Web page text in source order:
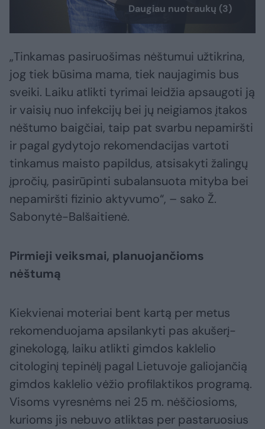
Daugiau nuotraukų (3)
„Tinkamas pasiruošimas nėštumui užtikrina,
jog tiek būsima mama, tiek naujagimis bus
sveiki. Laiku atlikti tyrimai leidžia apsaugoti ją
ir vaisių nuo infekcijų bei jų neigiamos įtakos
nėštumo baigčiai, taip pat svarbu nepamiršti
ir pagal gydytojo rekomendacijas vartoti
tinkamus maisto papildus, atsisakyti žalingų
įpročių, pasirūpinti subalansuota mityba bei
nepamiršti fizinio aktyvumo“, – sako Ž.
Sabonytė-Balšaitienė.
Pirmieji veiksmai, planuojančioms
nėštumą
Kiekvienai moteriai bent kartą per metus
rekomenduojama apsilankyti pas akušerį-
ginekologą, laiku atlikti gimdos kaklelio
citologinį tepinėlį pagal Lietuvoje galiojančią
gimdos kaklelio vėžio profilaktikos programą.
Visoms vyresnėms nei 25 m. nėščiosioms,
kurioms jis nebuvo atliktas per pastaruosius